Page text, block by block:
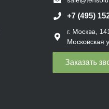
+7 (495)
г. Москва,
Московская
Заказать